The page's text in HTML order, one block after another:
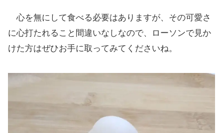
心を無にして食べる必要はありますが、その可愛さ
に心打たれること間違いなしなので、ローソンで見か
けた方はぜひお手に取ってみてくださいね。